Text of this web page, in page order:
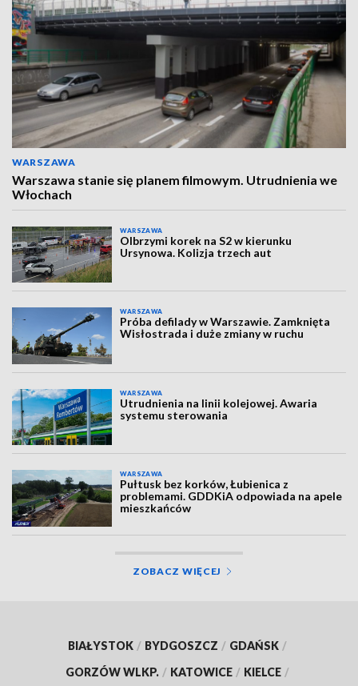
WARSZAWA
Warszawa stanie się planem filmowym. Utrudnienia we
Włochach
WARSZAWA
Olbrzymi korek na S2 w kierunku
Ursynowa. Kolizja trzech aut
WARSZAWA
Próba defilady w Warszawie. Zamknięta
Wisłostrada i duże zmiany w ruchu
WARSZAWA
Utrudnienia na linii kolejowej. Awaria
systemu sterowania
WARSZAWA
Pułtusk bez korków, Łubienica z
problemami. GDDKiA odpowiada na apele
mieszkańców
ZOBACZ WIĘCEJ
BIAŁYSTOK / BYDGOSZCZ / GDAŃSK /
GORZÓW WLKP. / KATOWICE / KIELCE /